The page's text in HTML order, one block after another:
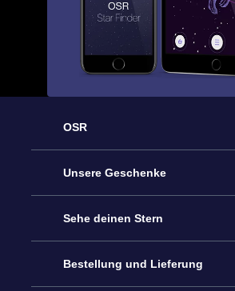
OSR
Service
Kontakt
Blog
Unsere Geschenke
Sterne schenken
OSR-Geschenkpaket
Sehe deinen Stern
Sternregister
Bestellung und Lieferung